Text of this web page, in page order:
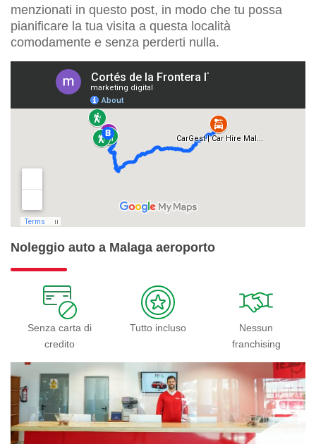
menzionati in questo post, in modo che tu possa
pianificare la tua visita a questa località
comodamente e senza perderti nulla.
Noleggio auto a Malaga aeroporto
Senza carta di
credito
Tutto incluso
Nessun
franchising